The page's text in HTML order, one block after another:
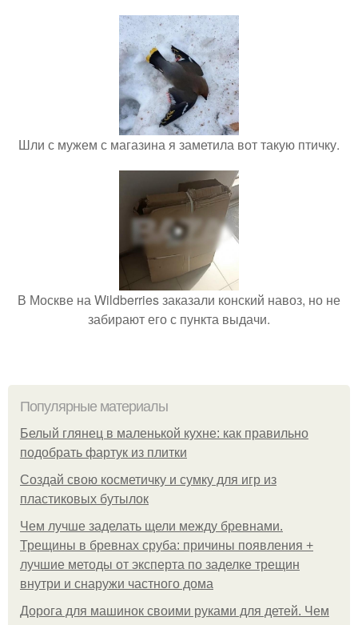
Шли с мужем с магазина я заметила вот такую птичку.
В Москве на Wildberries заказали конский навоз, но не
забирают его с пункта выдачи.
Популярные материалы
Белый глянец в маленькой кухне: как правильно
подобрать фартук из плитки
Создай свою косметичку и сумку для игр из
пластиковых бутылок
Чем лучше заделать щели между бревнами.
Трещины в бревнах сруба: причины появления +
лучшие методы от эксперта по заделке трещин
внутри и снаружи частного дома
Дорога для машинок своими руками для детей. Чем